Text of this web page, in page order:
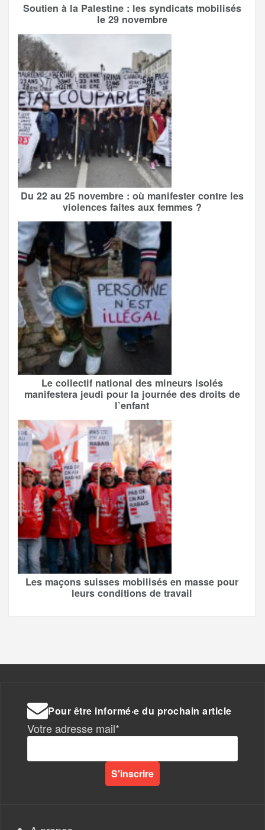
Soutien à la Palestine : les syndicats mobilisés
le 29 novembre
Du 22 au 25 novembre : où manifester contre les
violences faites aux femmes ?
Le collectif national des mineurs isolés
manifestera jeudi pour la journée des droits de
l’enfant
Les maçons suisses mobilisés en masse pour
leurs conditions de travail
Pour être informé·e du prochain article
Votre adresse mail*